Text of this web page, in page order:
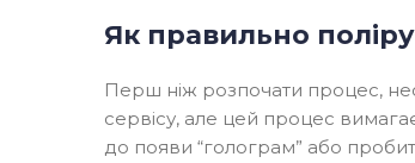
Як правильно
Перш ніж розпочати процес,
сервісу, але цей процес
до появи “голограм” або